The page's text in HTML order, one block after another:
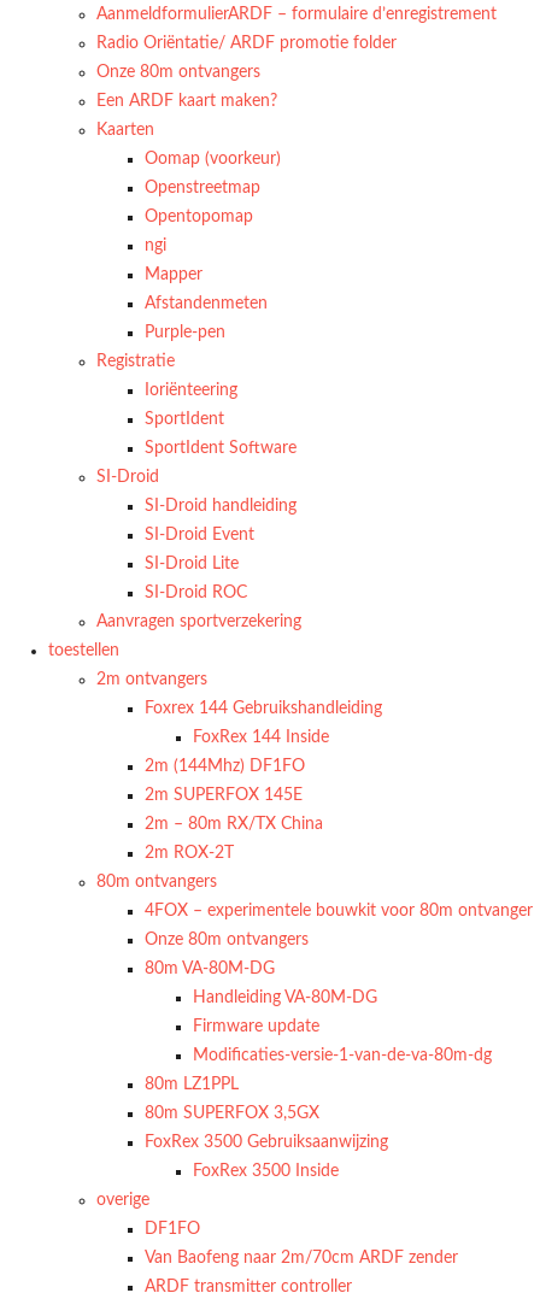
AanmeldformulierARDF – formulaire d’enregistrement
Radio Oriëntatie/ ARDF promotie folder
Onze 80m ontvangers
Een ARDF kaart maken?
Kaarten
Oomap (voorkeur)
Openstreetmap
Opentopomap
ngi
Mapper
Afstandenmeten
Purple-pen
Registratie
Ioriënteering
SportIdent
SportIdent Software
SI-Droid
SI-Droid handleiding
SI-Droid Event
SI-Droid Lite
SI-Droid ROC
Aanvragen sportverzekering
toestellen
2m ontvangers
Foxrex 144 Gebruikshandleiding
FoxRex 144 Inside
2m (144Mhz) DF1FO
2m SUPERFOX 145E
2m – 80m RX/TX China
2m ROX-2T
80m ontvangers
4FOX – experimentele bouwkit voor 80m ontvanger
Onze 80m ontvangers
80m VA-80M-DG
Handleiding VA-80M-DG
Firmware update
Modificaties-versie-1-van-de-va-80m-dg
80m LZ1PPL
80m SUPERFOX 3,5GX
FoxRex 3500 Gebruiksaanwijzing
FoxRex 3500 Inside
overige
DF1FO
Van Baofeng naar 2m/70cm ARDF zender
ARDF transmitter controller